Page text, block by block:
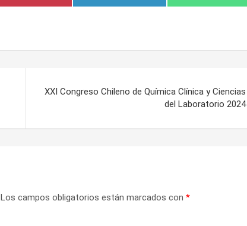
XXI Congreso Chileno de Química Clínica y Ciencias
del Laboratorio 2024
Los campos obligatorios están marcados con *